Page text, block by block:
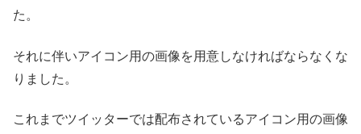
た。
それに伴いアイコン用の画像を用意しなければならなくな
りました。
これまでツイッターでは配布されているアイコン用の画像